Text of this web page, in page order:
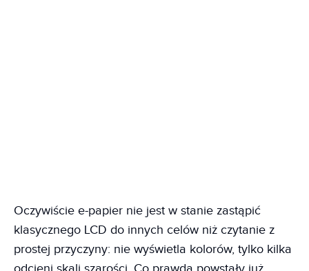
Oczywiście e-papier nie jest w stanie zastąpić
klasycznego LCD do innych celów niż czytanie z
prostej przyczyny: nie wyświetla kolorów, tylko kilka